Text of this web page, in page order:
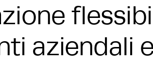
aziendali